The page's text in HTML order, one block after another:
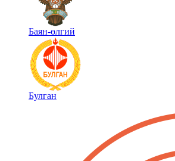
Баян-өлгий
Булган